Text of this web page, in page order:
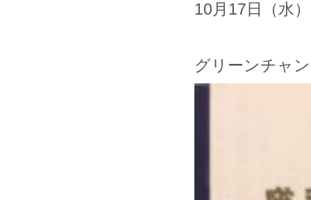
10月17日（水
グリーンチャ